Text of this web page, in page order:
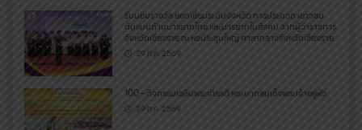
รับมอบรางวัล ยอดเยี่ยมระดับจังหวัด การประกวด เยาวชน
ต้นแบบด้านมารยาทไทย และมารยาทในสังคม จากผู้ว่าราชการ
จังหวัดเชียงราย ณ หอประชุมใหญ่ ศาลากลางจังหวัดเชียงราย
29 ก.ค. 2569
100 – กิจกรรมเฉลิมพระเกียรติ พระบาทสมเด็จพระเจ้าอยู่หัว
29 ก.ค. 2569